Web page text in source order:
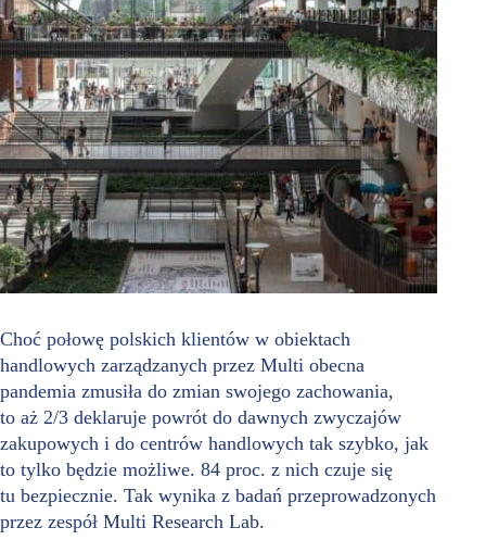
Choć połowę polskich klientów w obiektach
handlowych zarządzanych przez Multi obecna
pandemia zmusiła do zmian swojego zachowania,
to aż 2/3 deklaruje powrót do dawnych zwyczajów
zakupowych i do centrów handlowych tak szybko, jak
to tylko będzie możliwe. 84 proc. z nich czuje się
tu bezpiecznie. Tak wynika z badań przeprowadzonych
przez zespół Multi Research Lab.